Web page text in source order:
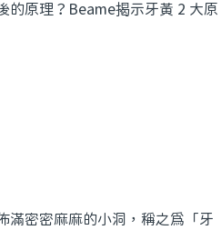
的原理？Beame揭示牙黃 2 大原
滿密密麻麻的小洞，稱之為「牙